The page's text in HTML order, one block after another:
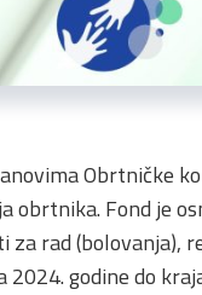
Obrtničke
obrtnika. Fond je
za rad (bolovanja),
godine do